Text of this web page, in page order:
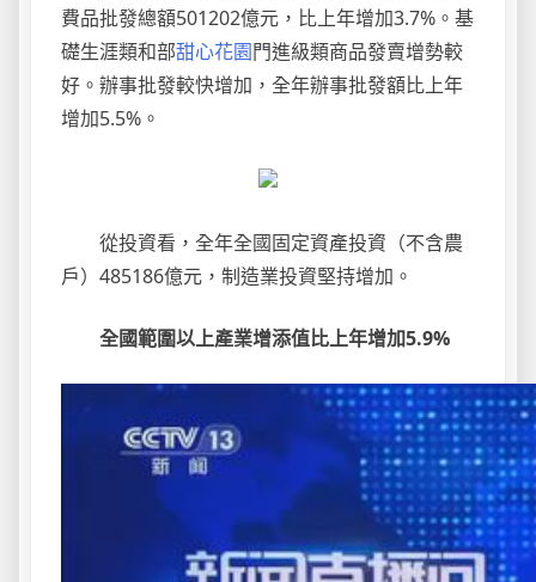
費品批發總額501202億元，比上年增加3.7%。基
礎生涯類和部甜心花園門進級類商品發賣增勢較
好。辦事批發較快增加，全年辦事批發額比上年
增加5.5%。
從投資看，全年全國固定資產投資（不含農
戶）485186億元，制造業投資堅持增加。
全國範圍以上產業增添值比上年增加5.9%